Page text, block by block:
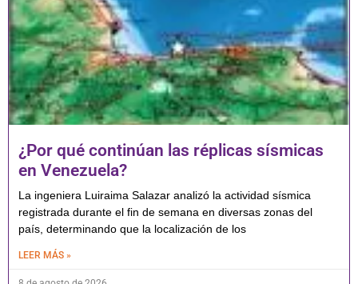
¿Por qué continúan las réplicas sísmicas
en Venezuela?
La ingeniera Luiraima Salazar analizó la actividad sísmica
registrada durante el fin de semana en diversas zonas del
país, determinando que la localización de los
LEER MÁS »